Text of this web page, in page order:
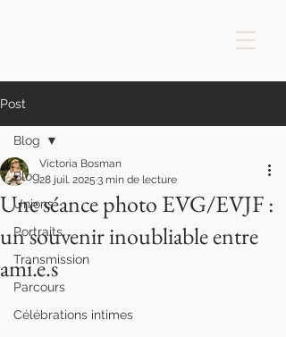
Post
Blog
Unions
Portraits
Transmission
Parcours
Célébrations intimes
Blog
Une séance photo EVG/EVJF :
un souvenir inoubliable entre
ami.e.s
Victoria Bosman
28 juil. 2025 3 min de lecture